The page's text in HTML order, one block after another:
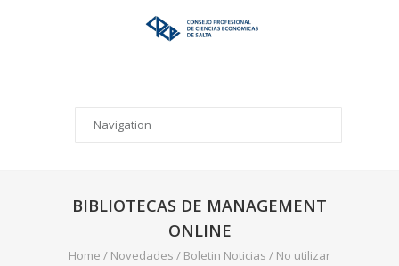
BIBLIOTECAS DE MANAGEMENT
ONLINE
Home / Novedades / Boletin Noticias / No utilizar